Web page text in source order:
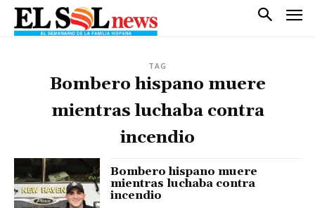
TAG
Bombero hispano muere
mientras luchaba contra
incendio
Bombero hispano muere
mientras luchaba contra
incendio